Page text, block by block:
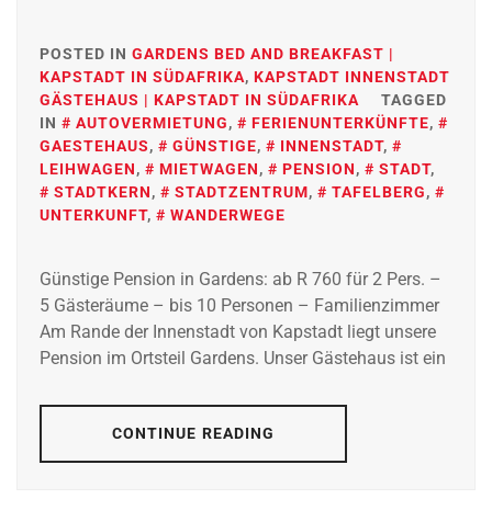
POSTED IN GARDENS BED AND BREAKFAST |
KAPSTADT IN SÜDAFRIKA, KAPSTADT INNENSTADT
GÄSTEHAUS | KAPSTADT IN SÜDAFRIKA
TAGGED
IN
AUTOVERMIETUNG, FERIENUNTERKÜNFTE,
GAESTEHAUS, GÜNSTIGE, INNENSTADT,
LEIHWAGEN, MIETWAGEN, PENSION, STADT,
STADTKERN, STADTZENTRUM, TAFELBERG,
UNTERKUNFT, WANDERWEGE
Günstige Pension in Gardens: ab R 760 für 2 Pers. –
5 Gästeräume – bis 10 Personen – Familienzimmer
Am Rande der Innenstadt von Kapstadt liegt unsere
Pension im Ortsteil Gardens. Unser Gästehaus ist ein
CONTINUE READING